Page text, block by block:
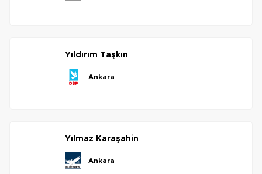
yıldırım taşkın
ankara
yılmaz karaşahin
ankara